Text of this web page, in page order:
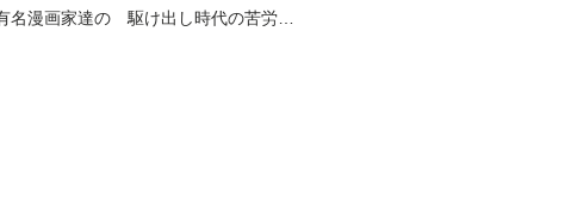
漫画家達の 駆け出し時代の苦労話